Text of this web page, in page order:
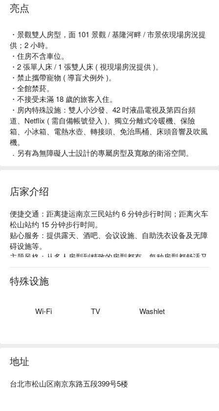
亮点
・景觀雙人房型，面 101 景觀 / 基隆河畔 / 市景依現場房況提
供；2 小時。
・住房不含車位。
・2 張單人床 / 1 張雙人床 ( 視現場房況提供 )。
・禁止攜帶寵物 ( 導盲犬例外 )。
・全館禁菸。
・不接受未滿 18 歲的旅客入住。
・房內特殊設施：雙人小沙發、42 吋液晶電視及第四台頻
道、Netflix ( 需自備帳號登入 )、獨立分離式冷暖機、保險
箱、小冰箱、電熱水壺、轉接頭、免治馬桶、床頭音響及吹風
機。
．另有為無障礙人士設計的專屬房型及寬敞的衛浴空間。
店家介绍
便捷交通：距离捷运南京三民站约 6 分钟步行时间；距离火车
松山站约 15 分钟步行时间。
贴心服务：提供露天、酒吧、会议设施、自助洗衣设备及无障
碍设施等。
主题风格：从多人房型到精致的房型都有，每种房型都舒适又
有质感。充满整洁感让人可以好好放松。
特殊设施
Wi-Fi TV Washlet
地址
台北市松山区南京东路五段399号5楼